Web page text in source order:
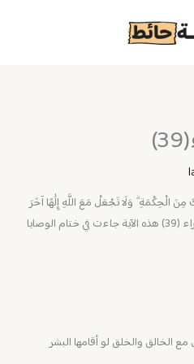
الْحِكْمَةِ ۗ وَلَا تَجْعَلْ مَعَ اللَّهِ إِلَٰهًا آخَرَ
فَتُلْقَىٰ فِي جَهَنَّمَ مَلُومًا مَّدْحُورًا*} الاسراء (39) ‏‎هذه الآية جاءت في ختام الوصايا
الخالق والخلق لو أقامها البشر